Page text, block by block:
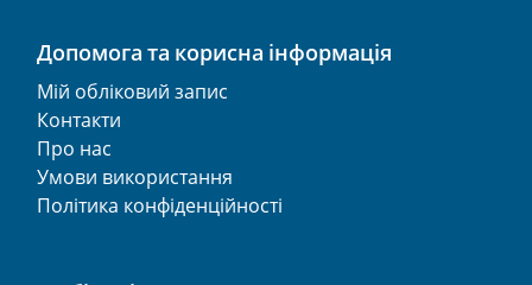
Допомога та корисна інформація
Мій обліковий запис
Контакти
Про нас
Умови використання
Політика конфіденційності